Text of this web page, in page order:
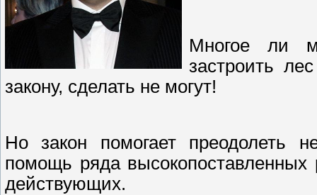
Многое ли
застроить
закону, сделать не могут!
Но закон помогает преодолеть
помощь ряда высокопоставленных
действующих.